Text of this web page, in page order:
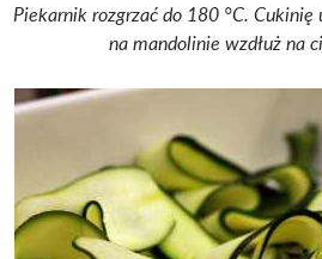
Piekarnik rozgrzać do 180 °C. Cukinię
na mandolinie wzdłuż na